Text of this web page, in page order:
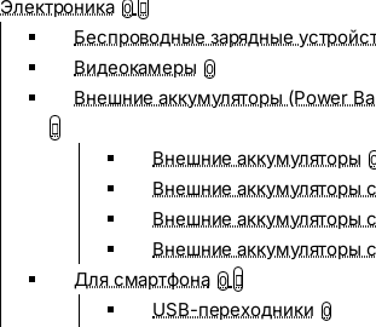
Электроника 0
Беспроводные зарядные
Видеокамеры 0
Внешние аккумуляторы (Power
Внешние аккумуляторы
Внешние аккумуляторы
Внешние аккумуляторы
Внешние аккумуляторы
Для смартфона 0
USB-переходники 0